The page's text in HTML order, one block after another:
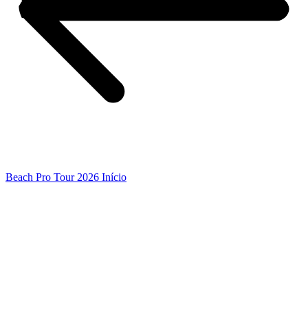
Beach Pro Tour 2026 Início